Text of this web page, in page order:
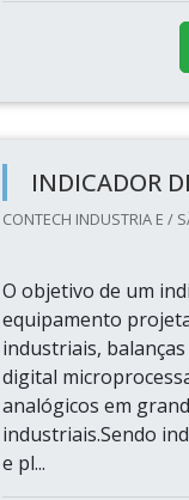
INDICADOR
CONTECH INDUSTRIA E /
O objetivo de um
equipamento
industriais,
digital
analógicos em
industriais.Sendo
e pl...